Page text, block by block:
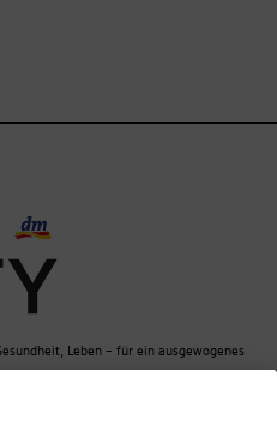
Leben – für ein ausgewogenes